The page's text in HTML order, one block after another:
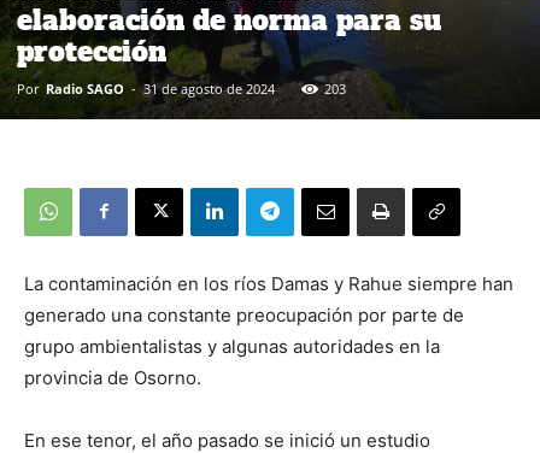
elaboración de norma para su
protección
Por Radio SAGO - 31 de agosto de 2024 203
La contaminación en los ríos Damas y Rahue siempre han
generado una constante preocupación por parte de
grupo ambientalistas y algunas autoridades en la
provincia de Osorno.
En ese tenor, el año pasado se inició un estudio